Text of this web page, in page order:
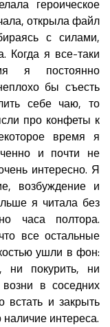
героическое
открыла файл
с силами,
Когда я все-таки
я постоянно
бы съесть
себе чаю, то
про конфеты к
время я
и почти не
интересно. Я
возбуждение и
я читала без
часа полтора.
все остальные
ушли в фон:
ни покурить, ни
в соседних
и закрыть
интереса.